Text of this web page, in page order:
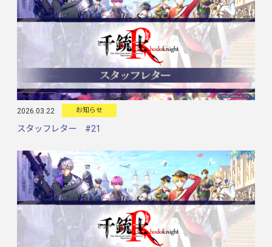
2026.03.22 お知らせ
スタッフレター #21